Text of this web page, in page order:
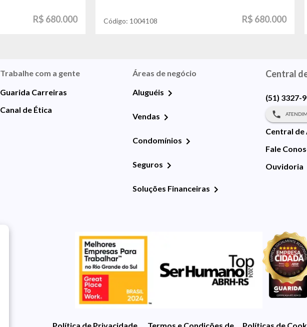
R$ 680.000 Código: 1004108 R$ 680.000
Trabalhe com a gente
Guarida Carreiras
Canal de Ética
Áreas de negócio
Aluguéis
Vendas
Condomínios
Seguros
Soluções Financeiras
Central
(51) 3327-
Central de
Fale
Ouvidoria
Política de Privacidade Termos e Condições de UsoPolíticas de